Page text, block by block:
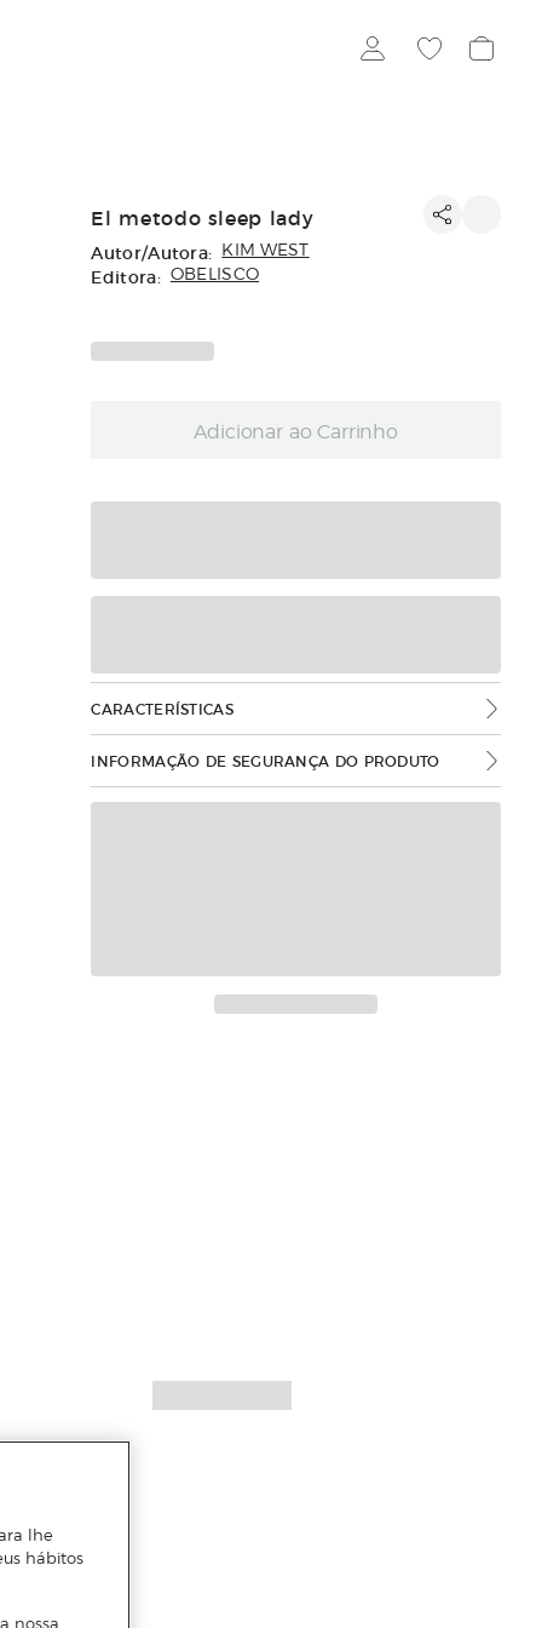
El metodo sleep lady
Autor/Autora: KIM WEST
Editora: OBELISCO
Adicionar ao Carrinho
CARACTERÍSTICAS
INFORMAÇÃO DE SEGURANÇA DO PRODUTO
lhe
hábitos
nossa